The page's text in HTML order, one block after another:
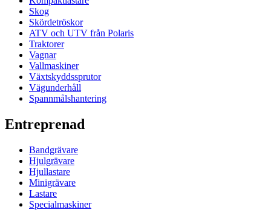
Skog
Skördetröskor
ATV och UTV från Polaris
Traktorer
Vagnar
Vallmaskiner
Växtskyddssprutor
Vägunderhåll
Spannmålshantering
Entreprenad
Bandgrävare
Hjulgrävare
Hjullastare
Minigrävare
Lastare
Specialmaskiner